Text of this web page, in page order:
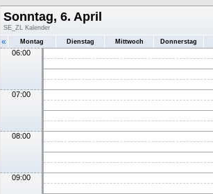
Sonntag, 6. April
SE_ZL Kalender
« Montag Dienstag Mittwoch Donnerstag
06:00
07:00
08:00
09:00